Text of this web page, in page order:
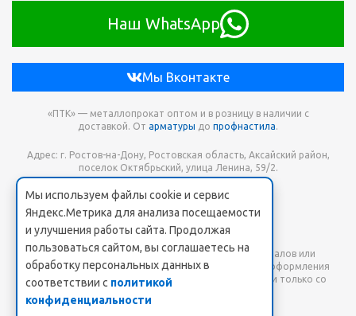
Наш WhatsApp
Мы Вконтакте
«ПТК» — металлопрокат оптом и в розницу в наличии с
доставкой. От арматуры до профнастила.
Адрес: г. Ростов-на-Дону, Ростовская область, Аксайский район,
поселок Октябрьский, улица Ленина, 59/2.
Телефон для заказа: +7 938 173-68-21
Онлайн заявка: PTK-SHOP@yandex.ru
Любое использование либо копирование материалов или
подборки материалов сайта, элементов дизайна и оформления
допускается лишь с разрешения правообладателя и только со
Мы используем файлы cookie и сервис
Яндекс.Метрика для анализа посещаемости
и улучшения работы сайта. Продолжая
пользоваться сайтом, вы соглашаетесь на
обработку персональных данных в
соответствии с политикой
конфиденциальности